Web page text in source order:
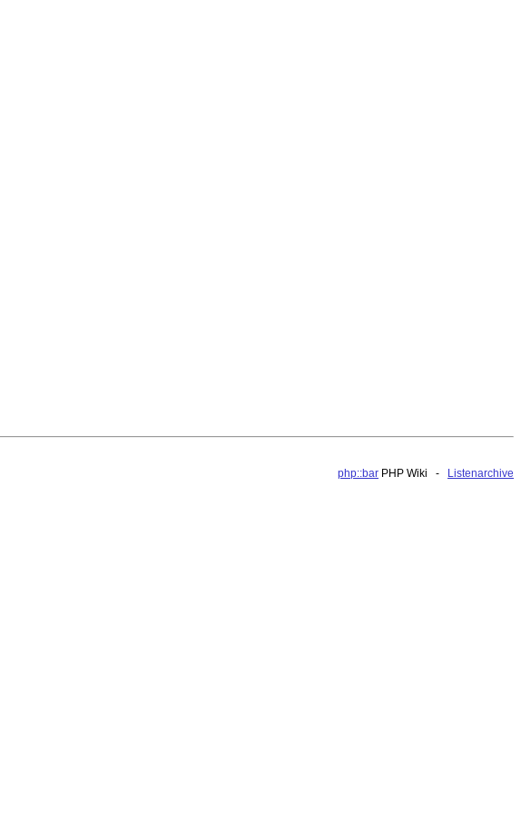
php::bar PHP Wiki - Listenarchive